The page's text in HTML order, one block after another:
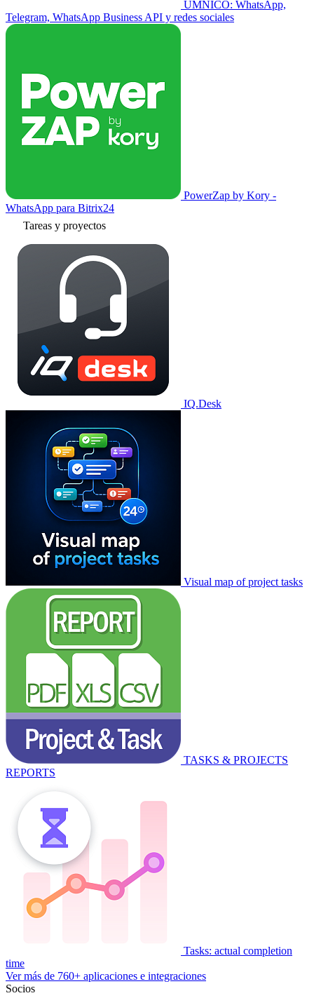
UMNICO: WhatsApp,
Telegram, WhatsApp Business API y redes sociales
PowerZap by Kory -
WhatsApp para Bitrix24
Tareas y proyectos
IQ.Desk
Visual map of project tasks
TASKS & PROJECTS
REPORTS
Tasks: actual completion
time
Ver más de 760+ aplicaciones e integraciones
Socios